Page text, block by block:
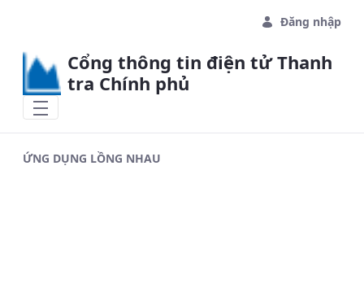
Đăng nhập
Cổng thông tin điện tử Thanh
tra Chính phủ
ỨNG DỤNG LỒNG NHAU